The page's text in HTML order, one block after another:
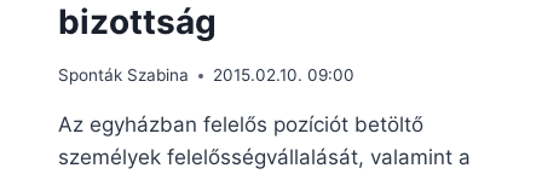
bizottság
Sponták Szabina 2015.02.10. 09:00
Az egyházban felelős pozíciót betöltő
személyek felelősségvállalását, valamint a